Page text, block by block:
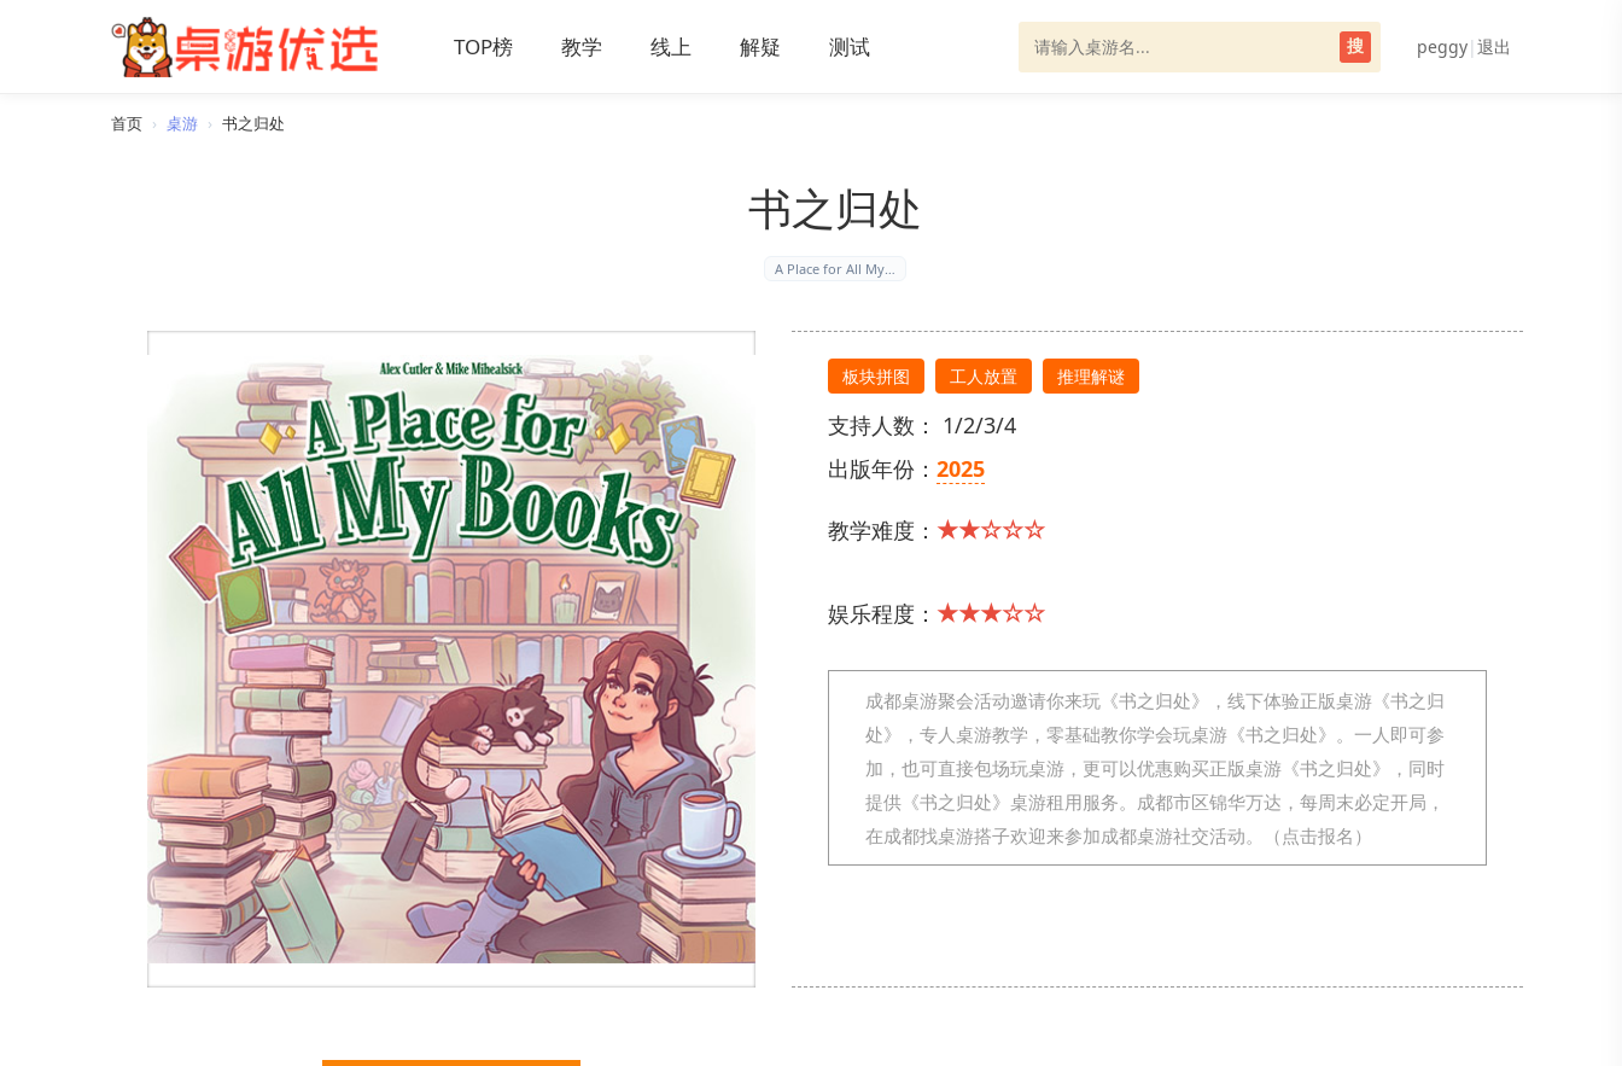
TOP榜 教学 线上 解疑 测试 搜 peggy| 退出
首页 › 桌游 › 书之归处
书之归处
A Place for All My…
板块拼图 工人放置 推理解谜
支持人数： 1/2/3/4
出版年份： 2025
教学难度： ★★☆☆☆
娱乐程度： ★★★☆☆
成都桌游聚会活动邀请你来玩《书之归处》，线下体验正版桌游《书之归
处》，专人桌游教学，零基础教你学会玩桌游《书之归处》。一人即可参
加，也可直接包场玩桌游，更可以优惠购买正版桌游《书之归处》，同时
提供《书之归处》桌游租用服务。成都市区锦华万达，每周末必定开局，
在成都找桌游搭子欢迎来参加成都桌游社交活动。（点击报名）